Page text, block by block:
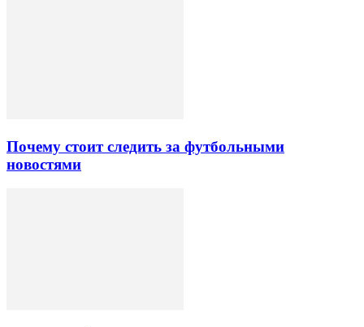
Почему стоит следить за футбольными
новостями